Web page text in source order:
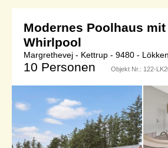
Modernes Poolhaus
Whirlpool
Margrethevej - Kettrup - 9480 - Lökken
10 Personen Objekt Nr.: 122-